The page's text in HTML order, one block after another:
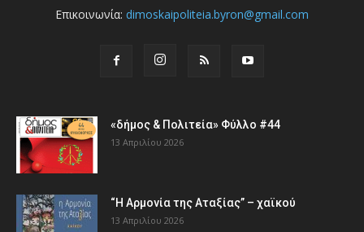
Επικοινωνία: dimoskaipoliteia.byron@gmail.com
«δήμος & Πολιτεία» Φύλλο #44
13 Απριλίου 2026
“Η Αρμονία της Αταξίας” – χαϊκού
13 Απριλίου 2026